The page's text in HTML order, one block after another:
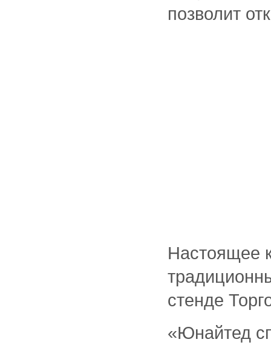
позволит
Настоящее
стенде
«Юнайтед